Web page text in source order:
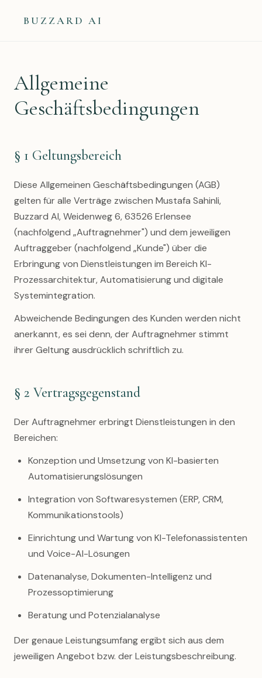
BUZZARD AI
Allgemeine
Geschäftsbedingungen
§ 1 Geltungsbereich
Diese Allgemeinen Geschäftsbedingungen (AGB)
gelten für alle Verträge zwischen Mustafa Sahinli,
Buzzard AI, Weidenweg 6, 63526 Erlensee
(nachfolgend „Auftragnehmer") und dem jeweiligen
Auftraggeber (nachfolgend „Kunde") über die
Erbringung von Dienstleistungen im Bereich KI-
Prozessarchitektur, Automatisierung und digitale
Systemintegration.
Abweichende Bedingungen des Kunden werden nicht
anerkannt, es sei denn, der Auftragnehmer stimmt
ihrer Geltung ausdrücklich schriftlich zu.
§ 2 Vertragsgegenstand
Der Auftragnehmer erbringt Dienstleistungen in den
Bereichen:
Konzeption und Umsetzung von KI-basierten
Automatisierungslösungen
Integration von Softwaresystemen (ERP, CRM,
Kommunikationstools)
Einrichtung und Wartung von KI-Telefonassistenten
und Voice-AI-Lösungen
Datenanalyse, Dokumenten-Intelligenz und
Prozessoptimierung
Beratung und Potenzialanalyse
Der genaue Leistungsumfang ergibt sich aus dem
jeweiligen Angebot bzw. der Leistungsbeschreibung.